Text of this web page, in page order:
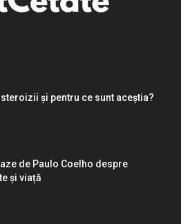
steroizii și pentru ce sunt aceștia?
de Paulo Coelho despre
și viață